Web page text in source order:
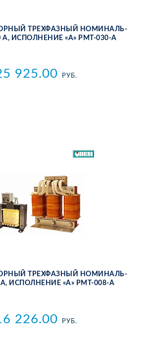
ТРЕХ­ФАЗ­НЫЙ НО­МИ­НАЛЬ­
А, ИС­ПОЛ­НЕ­НИЕ «А» РМТ-030-А
925.00 РУБ.
ТРЕХ­ФАЗ­НЫЙ НО­МИ­НАЛЬ­
ИС­ПОЛ­НЕ­НИЕ «А» РМТ-008-А
226.00 РУБ.